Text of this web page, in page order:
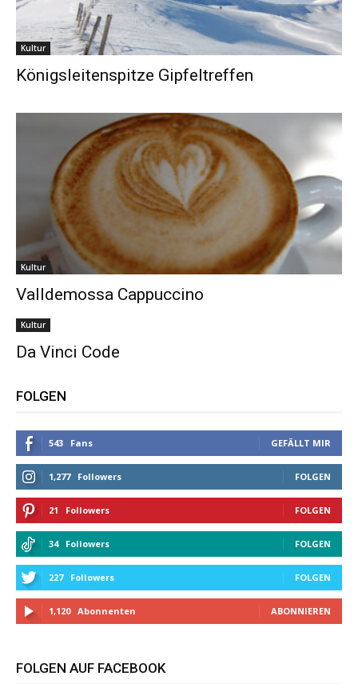
Kultur
Königsleitenspitze Gipfeltreffen
Kultur
Valldemossa Cappuccino
Kultur
Da Vinci Code
FOLGEN
543 Fans GEFÄLLT MIR
1,277 Followers FOLGEN
21 Followers FOLGEN
34 Followers FOLGEN
227 Followers FOLGEN
1,120 Abonnenten ABONNIEREN
FOLGEN AUF FACEBOOK